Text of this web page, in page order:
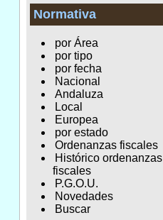
Normativa
por Área
por tipo
por fecha
Nacional
Andaluza
Local
Europea
por estado
Ordenanzas fiscales
Histórico ordenanzas
fiscales
P.G.O.U.
Novedades
Buscar